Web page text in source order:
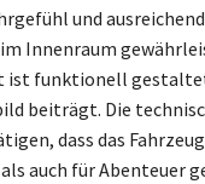
und ausreichend
Innenraum
ist funktionell
beiträgt. Die
dass das
auch für Abenteuer